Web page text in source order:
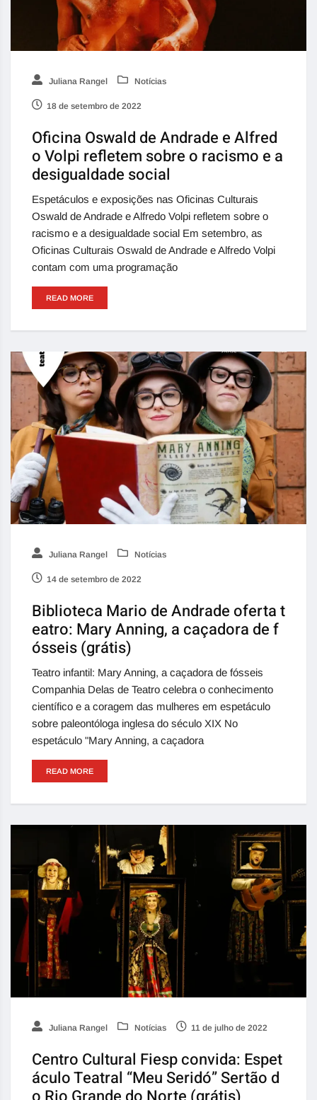
Juliana Rangel Notícias
18 de setembro de 2022
Oficina Oswald de Andrade e Alfred
o Volpi refletem sobre o racismo e a
desigualdade social
Espetáculos e exposições nas Oficinas Culturais
Oswald de Andrade e Alfredo Volpi refletem sobre o
racismo e a desigualdade social Em setembro, as
Oficinas Culturais Oswald de Andrade e Alfredo Volpi
contam com uma programação
READ MORE
Juliana Rangel Notícias
14 de setembro de 2022
Biblioteca Mario de Andrade oferta t
eatro: Mary Anning, a caçadora de f
ósseis (grátis)
Teatro infantil: Mary Anning, a caçadora de fósseis
Companhia Delas de Teatro celebra o conhecimento
científico e a coragem das mulheres em espetáculo
sobre paleontóloga inglesa do século XIX No
espetáculo "Mary Anning, a caçadora
READ MORE
Juliana Rangel Notícias 11 de julho de 2022
Centro Cultural Fiesp convida: Espet
áculo Teatral “Meu Seridó” Sertão d